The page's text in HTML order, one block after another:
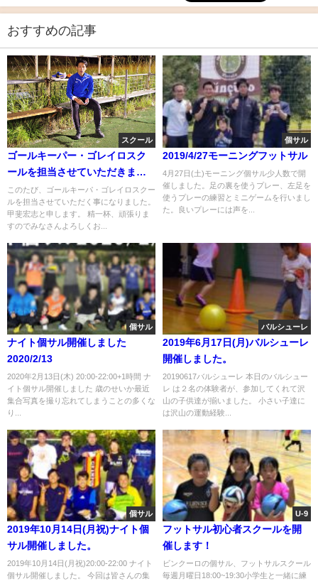
おすすめの記事
スクール
ゴールキーパー・ゴレイロスク
ールを担当させていただきま
す。
このたび、ゴールキーパ・ゴレイロスクー
ルを担当させていただく事になりました。
甲斐宏志と申します。 精一杯、頑張りま
すのでみなさんよろしくお...
個サル
2019/4/27モーニングフットサル
4月27日(土)モーニング個サル少人数で開
催しました。足の裏を使うプレー、左足を
使うプレーの練習とミニゲームを行いまし
た。良いプレーには声を...
個サル
ナイト個サル開催しました
2020/2/13
2020年2月13日(木) 20:00-22:00+1時間 ナ
イト個サル開催しました 歳のせいか最近
集合写真を撮り忘れてしまうことの多くな
り...
バルシューレ
2019年6月17日(月)バルシューレ
開催しました。
20190617バルシューレ 本日のバルシュー
レ は２名の体験者が、参加してくれて沢
山の子供達が揃いました。 小さい子達に
は沢山の運動経験...
個サル
2019年10月14日(月祝)ナイト個
サル開催しました。
2019年10月14日(月祝)20:00-22:00 ナイト
個サル開催しました。 今回は皆さんの集
U-9
フットサル初心者スクールを開
催します！
ビンクーロの個サル、フットサルスクール
毎週月曜日18:00~19:30小学生と一緒に練